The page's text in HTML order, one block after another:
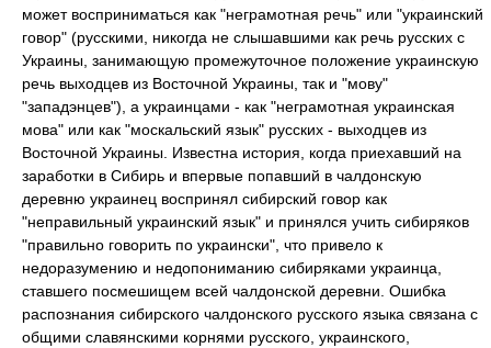
может восприниматься как "неграмотная речь" или "украинский
говор" (русскими, никогда не слышавшими как речь русских с
Украины, занимающую промежуточное положение украинскую
речь выходцев из Восточной Украины, так и "мову"
"западэнцев"), а украинцами - как "неграмотная украинская
мова" или как "москальский язык" русских - выходцев из
Восточной Украины. Известна история, когда приехавший на
заработки в Сибирь и впервые попавший в чалдонскую
деревню украинец воспринял сибирский говор как
"неправильный украинский язык" и принялся учить сибиряков
"правильно говорить по украински", что привело к
недоразумению и недопониманию сибиряками украинца,
ставшего посмешищем всей чалдонской деревни. Ошибка
распознания сибирского чалдонского русского языка связана с
общими славянскими корнями русского, украинского,